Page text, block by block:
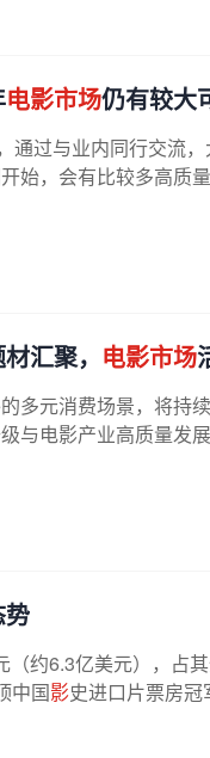
电影市场仍有较大
通过与业内同行交流
始，会有比较多高质
汇聚， 电影市场
多元消费场景，将持
与电影产业高质量发
约6.3亿美元），占
中国影史进口片票房